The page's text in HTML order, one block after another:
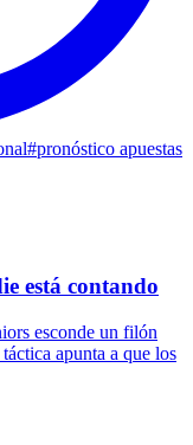
#pronóstico apuestas
está contando
esconde un filón
apunta a que los